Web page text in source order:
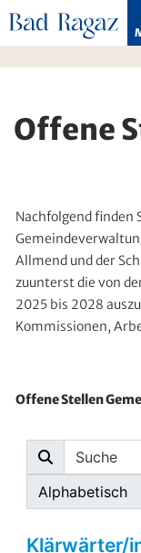
Kopfzeile
Inhalt
Offene
Offene
Nachfolgend finden
Allmend und der
zuunterst die von
2025 bis 2028
Kommissionen,
Offene Stellen